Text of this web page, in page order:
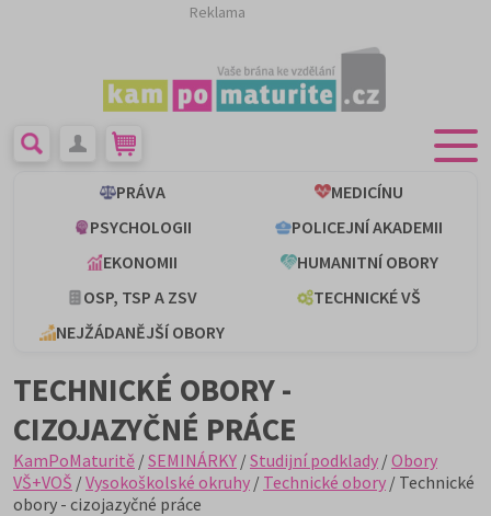
Reklama
PRÁVA
MEDICÍNU
PSYCHOLOGII
POLICEJNÍ AKADEMII
EKONOMII
HUMANITNÍ OBORY
OSP, TSP A ZSV
TECHNICKÉ VŠ
NEJŽÁDANĚJŠÍ OBORY
TECHNICKÉ OBORY -
CIZOJAZYČNÉ PRÁCE
KamPoMaturitě /SEMINÁRKY /Studijní podklady /Obory
VŠ+VOŠ /Vysokoškolské okruhy / Technické obory / Technické
obory - cizojazyčné práce